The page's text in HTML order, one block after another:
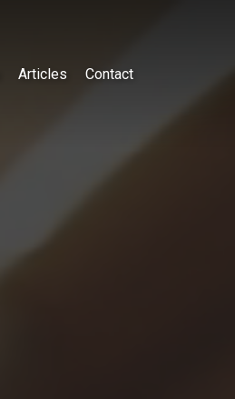
Articles Contact